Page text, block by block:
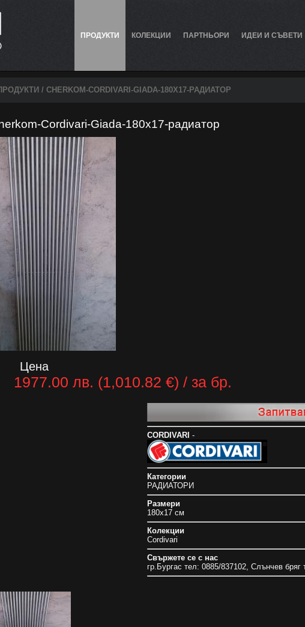
ПРОДУКТИ КОЛЕКЦИИ ПАРТНЬОРИ ИДЕИ И СЪВЕТИ
/ CHERKOM-CORDIVARI-GIADA-180X17-РАДИАТОР
Cordivari-Giada-180x17-радиатор
Цена
1977.00 лв. (1,010.82 €) / за бр.
CORDIVARI -
Категории
РАДИАТОРИ
Размери
180x17 см
Колекции
Cordivari
Свържете се с нас
гр.Бургас тел: 0885/837102, Слънчев бряг